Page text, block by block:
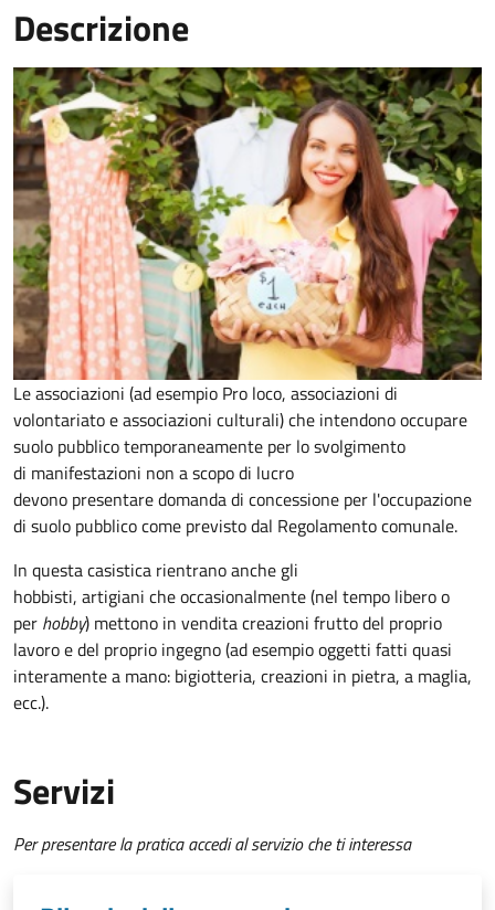
Descrizione
Le associazioni (ad esempio Pro loco, associazioni di
volontariato e associazioni culturali) che intendono occupare
suolo pubblico temporaneamente per lo svolgimento
di manifestazioni non a scopo di lucro
devono presentare domanda di concessione per l'occupazione
di suolo pubblico come previsto dal Regolamento comunale.
In questa casistica rientrano anche gli
hobbisti, artigiani che occasionalmente (nel tempo libero o
per hobby) mettono in vendita creazioni frutto del proprio
lavoro e del proprio ingegno (ad esempio oggetti fatti quasi
interamente a mano: bigiotteria, creazioni in pietra, a maglia,
ecc.).
Servizi
Per presentare la pratica accedi al servizio che ti interessa